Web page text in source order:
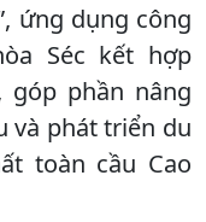
ứng dụng công
Séc kết hợp
góp phần nâng
và phát triển du
toàn cầu Cao